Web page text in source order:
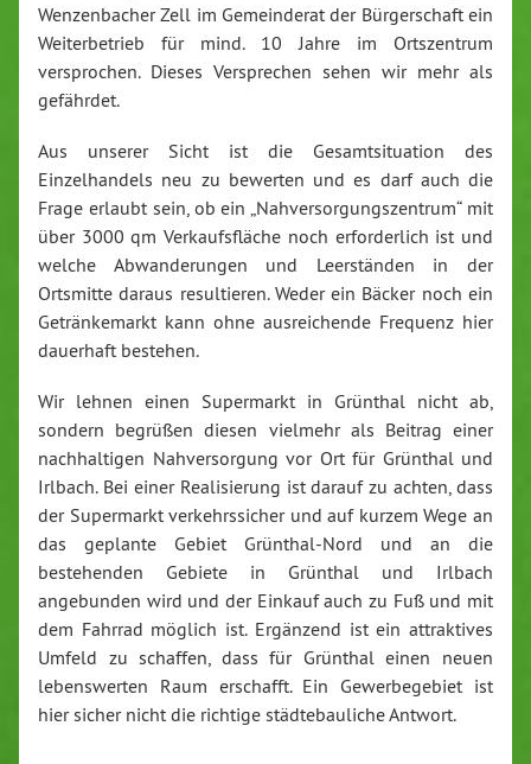
Wenzenbacher Zell im Gemeinderat der Bürgerschaft ein
Weiterbetrieb für mind. 10 Jahre im Ortszentrum
versprochen. Dieses Versprechen sehen wir mehr als
gefährdet.
Aus unserer Sicht ist die Gesamtsituation des
Einzelhandels neu zu bewerten und es darf auch die
Frage erlaubt sein, ob ein „Nahversorgungszentrum“ mit
über 3000 qm Verkaufsfläche noch erforderlich ist und
welche Abwanderungen und Leerständen in der
Ortsmitte daraus resultieren. Weder ein Bäcker noch ein
Getränkemarkt kann ohne ausreichende Frequenz hier
dauerhaft bestehen.
Wir lehnen einen Supermarkt in Grünthal nicht ab,
sondern begrüßen diesen vielmehr als Beitrag einer
nachhaltigen Nahversorgung vor Ort für Grünthal und
Irlbach. Bei einer Realisierung ist darauf zu achten, dass
der Supermarkt verkehrssicher und auf kurzem Wege an
das geplante Gebiet Grünthal-Nord und an die
bestehenden Gebiete in Grünthal und Irlbach
angebunden wird und der Einkauf auch zu Fuß und mit
dem Fahrrad möglich ist. Ergänzend ist ein attraktives
Umfeld zu schaffen, dass für Grünthal einen neuen
lebenswerten Raum erschafft. Ein Gewerbegebiet ist
hier sicher nicht die richtige städtebauliche Antwort.